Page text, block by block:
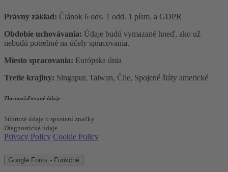
Právny základ: Článok 6 ods. 1 odd. 1 písm. a GDPR
Obdobie uchovávania: Údaje budú vymazané hneď, ako už
nebudú potrebné na účely spracovania.
Miesto spracovania: Európska únia
Tretie krajiny: Singapur, Taiwan, Čile, Spojené štáty americké
Zhromažďované údaje
Súhrnné údaje o spustení značky
Diagnostické údaje
Privacy Policy Cookie Policy
Google Fonts - Funkčné